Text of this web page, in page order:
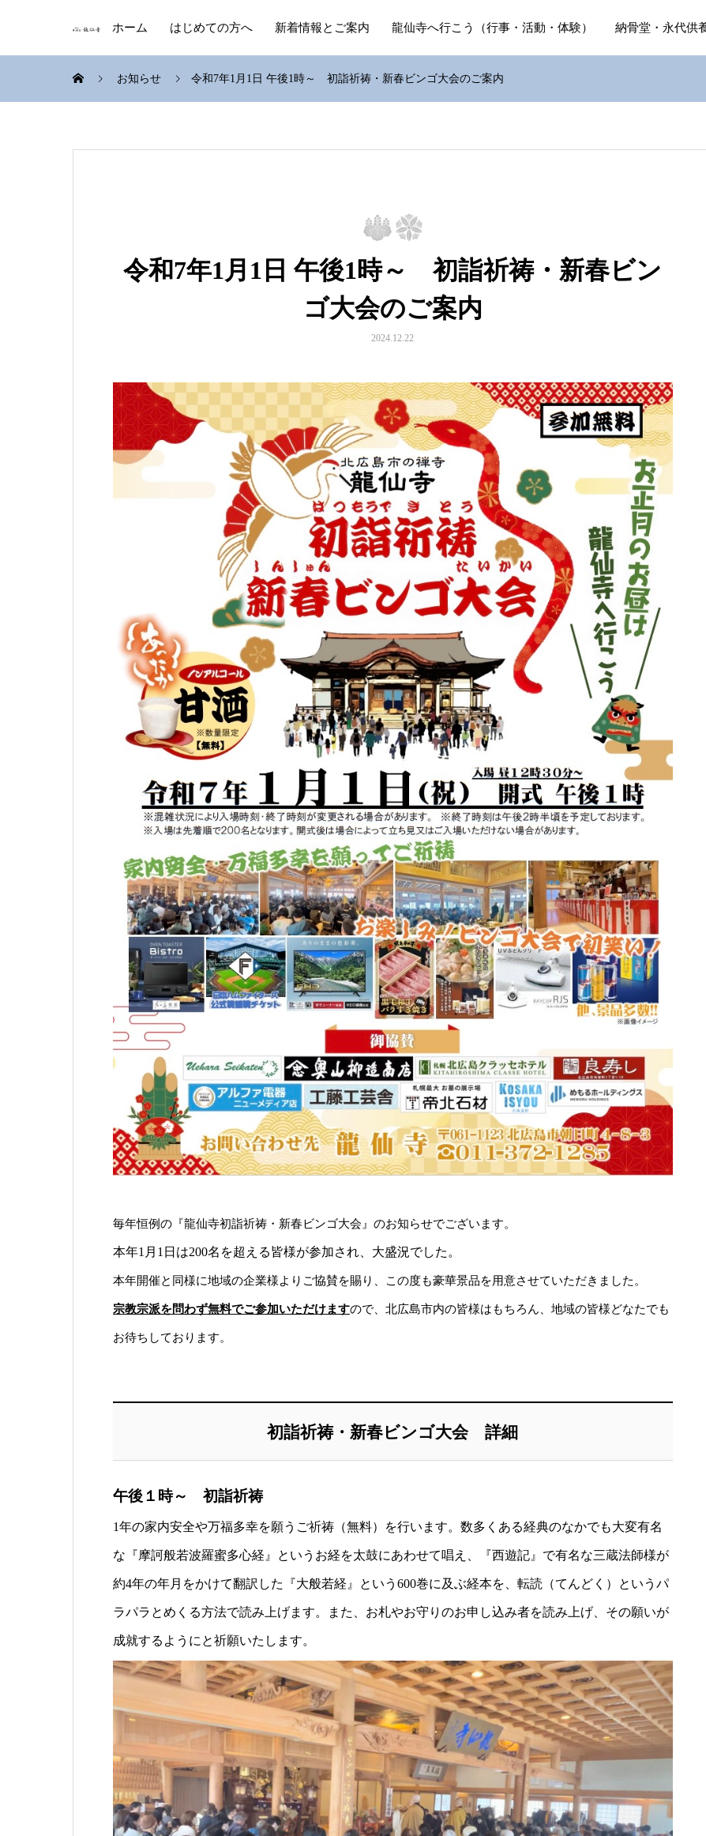
ホーム はじめての方へ 新着情報とご案内 龍仙寺へ行こう（行事・活動・体験） 納骨堂・永代供
お知らせ 令和7年1月1日 午後1時～ 初詣祈祷・新春ビンゴ大会のご案内
令和7年1月1日 午後1時～ 初詣祈祷・新春ビン
ゴ大会のご案内
2024.12.22
毎年恒例の『龍仙寺初詣祈祷・新春ビンゴ大会』のお知らせでございます。
本年1月1日は200名を超える皆様が参加され、大盛況でした。
本年開催と同様に地域の企業様よりご協賛を賜り、この度も豪華景品を用意させていただきました。
宗教宗派を問わず無料でご参加いただけますので、北広島市内の皆様はもちろん、地域の皆様どなたでも
お待ちしております。
初詣祈祷・新春ビンゴ大会 詳細
午後１時～ 初詣祈祷
1年の家内安全や万福多幸を願うご祈祷（無料）を行います。数多くある経典のなかでも大変有名
な『摩訶般若波羅蜜多心経』というお経を太鼓にあわせて唱え、『西遊記』で有名な三蔵法師様が
約4年の年月をかけて翻訳した『大般若経』という600巻に及ぶ経本を、転読（てんどく）というパ
ラパラとめくる方法で読み上げます。また、お札やお守りのお申し込み者を読み上げ、その願いが
成就するようにと祈願いたします。